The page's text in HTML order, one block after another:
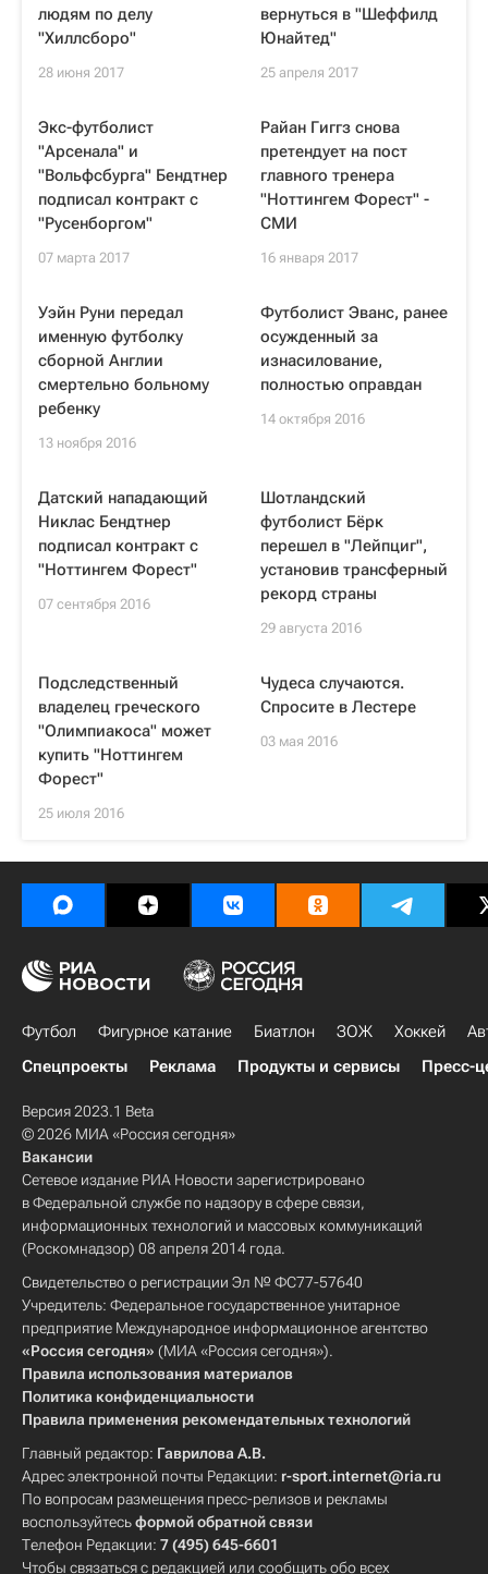
людям по делу
"Хиллсборо"
28 июня 2017
вернуться в "Шеффилд
Юнайтед"
25 апреля 2017
Экс-футболист
"Арсенала" и
"Вольфсбурга" Бендтнер
подписал контракт с
"Русенборгом"
07 марта 2017
Райан Гиггз снова
претендует на пост
главного тренера
"Ноттингем Форест" -
СМИ
16 января 2017
Уэйн Руни передал
именную футболку
сборной Англии
смертельно больному
ребенку
13 ноября 2016
Футболист Эванс, ранее
осужденный за
изнасилование,
полностью оправдан
14 октября 2016
Датский нападающий
Никлас Бендтнер
подписал контракт с
"Ноттингем Форест"
07 сентября 2016
Шотландский
футболист Бёрк
перешел в "Лейпциг",
установив трансферный
рекорд страны
29 августа 2016
Подследственный
владелец греческого
"Олимпиакоса" может
купить "Ноттингем
Форест"
25 июля 2016
Чудеса случаются.
Спросите в Лестере
03 мая 2016
Футбол Фигурное катание Биатлон ЗОЖ Хоккей
Спецпроекты
Реклама Продукты и сервисы Пресс-
Версия 2023.1 Beta
© 2026 МИА «Россия сегодня»
Вакансии
Сетевое издание РИА Новости зарегистрировано
в Федеральной службе по надзору в сфере связи,
информационных технологий и массовых коммуникаций
(Роскомнадзор) 08 апреля 2014 года.
Свидетельство о регистрации Эл № ФС77-57640
Учредитель: Федеральное государственное унитарное
предприятие Международное информационное агентство
«Россия сегодня» (МИА «Россия сегодня»).
Правила использования материалов
Политика конфиденциальности
Правила применения рекомендательных технологий
Главный редактор: Гаврилова А.В.
Адрес электронной почты Редакции: r-sport.internet@ria.ru
По вопросам размещения пресс-релизов и рекламы
воспользуйтесьформой обратной связи
Телефон Редакции: 7 (495) 645-6601
Чтобы связаться с редакцией или сообщить обо всех